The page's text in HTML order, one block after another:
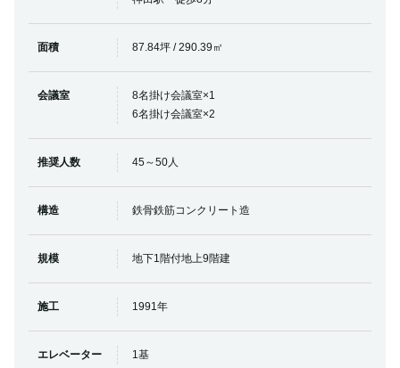
面積 87.84坪 / 290.39㎡
会議室
8名掛け会議室×1
6名掛け会議室×2
推奨人数 45～50人
構造 鉄骨鉄筋コンクリート造
規模 地下1階付地上9階建
施工 1991年
エレベーター 1基